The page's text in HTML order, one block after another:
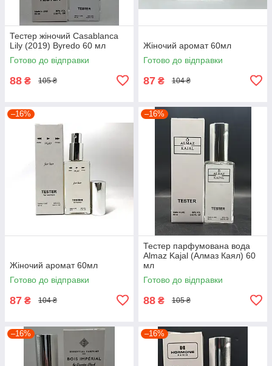
Тестер жіночий Casablanca
Lily (2019) Byredo 60 мл
Готово до відправки
88 ₴ 105 ₴
Жіночий аромат 60мл
Готово до відправки
87 ₴ 104 ₴
–16%
Жіночий аромат 60мл
Готово до відправки
87 ₴ 104 ₴
–16%
Тестер парфумована вода
Almaz Kajal (Алмаз Каял) 60
мл
Готово до відправки
88 ₴ 105 ₴
–16% –16%